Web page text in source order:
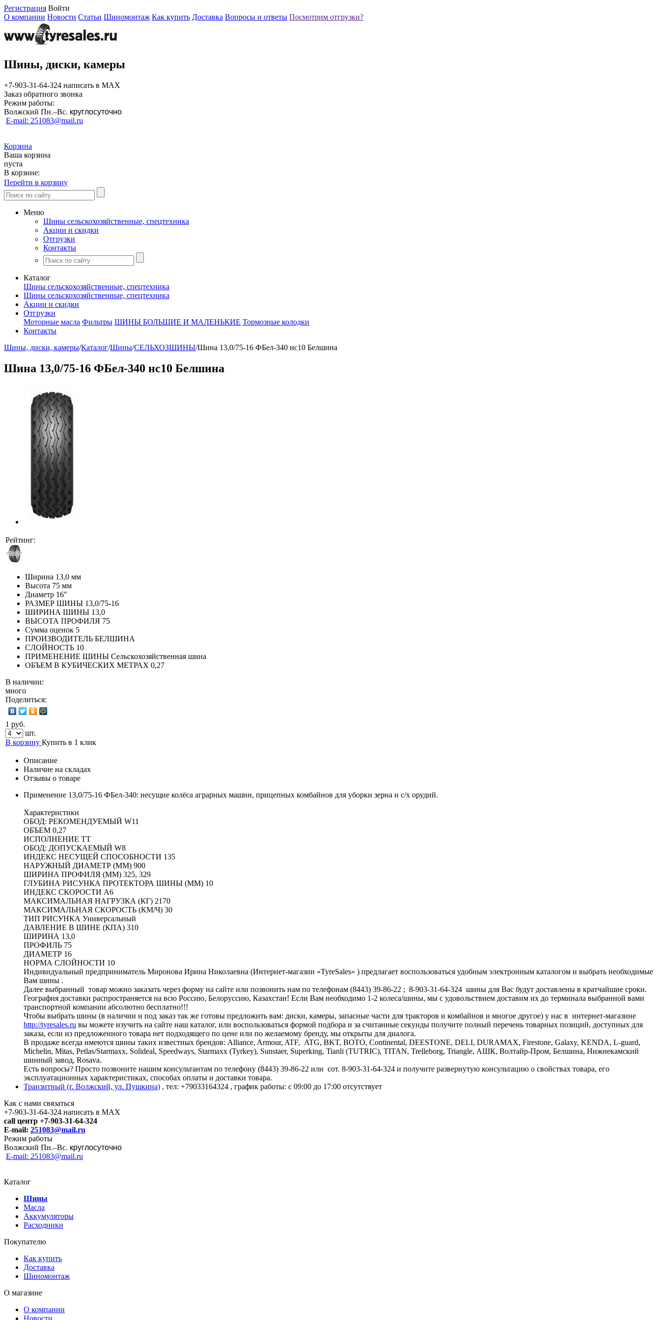
Регистрация Войти
О компании Новости Статьи Шиномонтаж Как купить Доставка Вопросы и ответы Посмотрим отгрузки?
Шины, диски, камеры
+7-903-31-64-324 написать в MAX
Заказ обратного звонка
Режим работы:
Волжский Пн.–Вс. круглосуточно
E-mail: 251083@mail.ru
Корзина
Ваша корзина
пуста
В корзине:
Перейти в корзину
Меню
Шины сельскохозяйственные, спецтехника
Акции и скидки
Отгрузки
Контакты
Каталог
Шины сельскохозяйственные, спецтехника
Шины сельскохозяйственные, спецтехника
Акции и скидки
Отгрузки
Моторные масла Фильтры ШИНЫ БОЛЬШИЕ И МАЛЕНЬКИЕ Тормозные колодки
Контакты
Шины, диски, камеры/Каталог/Шины/СЕЛЬХОЗШИНЫ/Шина 13,0/75-16 ФБел-340 нс10 Белшина
Шина 13,0/75-16 ФБел-340 нс10 Белшина
Рейтинг:
Ширина 13,0 мм
Высота 75 мм
Диаметр 16″
РАЗМЕР ШИНЫ 13,0/75-16
ШИРИНА ШИНЫ 13,0
ВЫСОТА ПРОФИЛЯ 75
Сумма оценок 5
ПРОИЗВОДИТЕЛЬ БЕЛШИНА
СЛОЙНОСТЬ 10
ПРИМЕНЕНИЕ ШИНЫ Сельскохозяйственная шина
ОБЪЕМ В КУБИЧЕСКИХ МЕТРАХ 0,27
В наличии:
много
Поделиться:
1 руб.
шт.
В корзину Купить в 1 клик
Описание
Наличие на складах
Отзывы о товаре
Применение 13,0/75-16 ФБел-340: несущие колёса аграрных машин, прицепных комбайнов для уборки зерна и с/х орудий.
Характеристики
ОБОД: РЕКОМЕНДУЕМЫЙ W11
ОБЪЕМ 0,27
ИСПОЛНЕНИЕ TT
ОБОД: ДОПУСКАЕМЫЙ W8
ИНДЕКС НЕСУЩЕЙ СПОСОБНОСТИ 135
НАРУЖНЫЙ ДИАМЕТР (ММ) 900
ШИРИНА ПРОФИЛЯ (ММ) 325, 329
ГЛУБИНА РИСУНКА ПРОТЕКТОРА ШИНЫ (ММ) 10
ИНДЕКС СКОРОСТИ A6
МАКСИМАЛЬНАЯ НАГРУЗКА (КГ) 2170
МАКСИМАЛЬНАЯ СКОРОСТЬ (КМ/Ч) 30
ТИП РИСУНКА Универсальный
ДАВЛЕНИЕ В ШИНЕ (КПА) 310
ШИРИНА 13,0
ПРОФИЛЬ 75
ДИАМЕТР 16
НОРМА СЛОЙНОСТИ 10
Индивидуальный предприниматель Миронова Ирина Николаевна (Интернет-магазин «TyreSales» ) предлагает воспользоваться удобным электронным каталогом и выбрать необходимые
Вам шины .
Далее выбранный товар можно заказать через форму на сайте или позвонить нам по телефонам (8443) 39-86-22 ; 8-903-31-64-324 шины для Вас будут доставлены в кратчайшие сроки.
География доставки распространяется на всю Россию, Белоруссию, Казахстан! Если Вам необходимо 1-2 колеса/шины, мы с удовольствием доставим их до терминала выбранной вами
транспортной компании абсолютно бесплатно!!!
Чтобы выбрать шины (в наличии и под заказ так же готовы предложить вам: диски, камеры, запасные части для тракторов и комбайнов и многое другое) у нас в интернет-магазине
http://tyresales.ru вы можете изучить на сайте наш каталог, или воспользоваться формой подбора и за считанные секунды получите полный перечень товарных позиций, доступных для
заказа, если из предложенного товара нет подходящего по цене или по желаемому бренду, мы открыты для диалога.
В продаже всегда имеются шины таких известных брендов: Alliance, Armour, ATF, ATG, BKT, BOTO, Continental, DEESTONE, DELI, DURAMAX, Firestone, Galaxy, KENDA, L-guard,
Michelin, Mitas, Petlas/Starmaxx, Solideal, Speedways, Starmaxx (Tyrkey), Sunstaer, Superking, Tianli (TUTRIC), TITAN, Trelleborg, Triangle, АШК, Волтайр-Пром, Белшина, Нижнекамский
шинный завод, Rosava.
Есть вопросы? Просто позвоните нашим консультантам по телефону (8443) 39-86-22 или сот. 8-903-31-64-324 и получите развернутую консультацию о свойствах товара, его
эксплуатационных характеристиках, способах оплаты и доставки товара.
Транзитный (г. Волжский, ул. Пушкина) , тел: +79033164324 , график работы: с 09:00 до 17:00 отсутствует
Как с нами связаться
+7-903-31-64-324 написать в MAX
call центр +7-903-31-64-324
E-mail: 251083@mail.ru
Режим работы
Волжский Пн.–Вс. круглосуточно
E-mail: 251083@mail.ru
Каталог
Шины
Масла
Аккумуляторы
Расходники
Покупателю
Как купить
Доставка
Шиномонтаж
О магазине
О компании
Новости